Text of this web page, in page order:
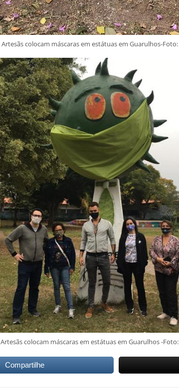
Artesãs colocam máscaras em estátuas em Guarulhos-
Artesãs colocam máscaras em estátuas em Guarulhos -
Compartilhe